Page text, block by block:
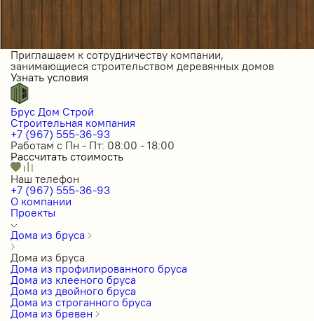
Приглашаем к сотрудничеству компании,
занимающиеся строительством деревянных домов
Узнать условия
Брус Дом Строй
Строительная компания
+7 (967) 555-36-93
Работам с Пн - Пт: 08:00 - 18:00
Рассчитать стоимость
Наш телефон
+7 (967) 555-36-93
О компании
Проекты
Дома из бруса
Дома из бруса
Дома из профилированного бруса
Дома из клееного бруса
Дома из двойного бруса
Дома из строганного бруса
Дома из бревен